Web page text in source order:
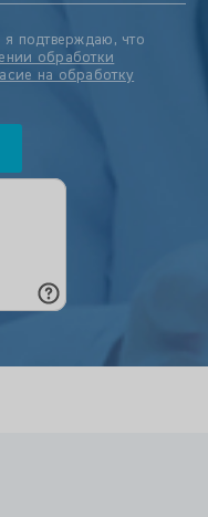
я подтверждаю, что
обработки
на обработку